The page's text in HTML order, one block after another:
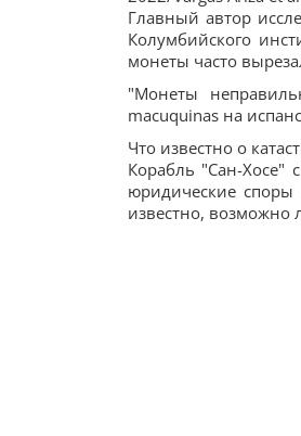
Главный автор
Колумбийского
монеты часто
"Монеты
macuquinas на
Что известно о
Корабль "Сан-Хосе"
юридические
известно, возможно